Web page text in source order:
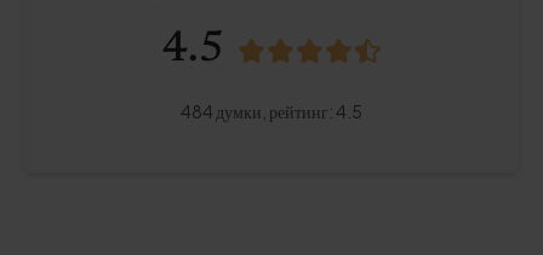
4.5
484 думки, рейтинг:4.5